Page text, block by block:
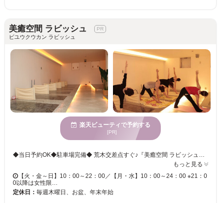
美癒空間 ラビッシュ
ビユウクウカン ラビッシュ
楽天ビューティで予約する
[PR]
◆当日予約OK◆駐車場完備◆ 荒木交差点すぐ♪『美癒空間 ラビッシュ』は、高濃度酸素バー付き岩盤浴サロンです！冷え、むくみ、美肌、ダイエット効果も絶大◎日頃の疲れやストレスをスッキリ、リセットしませんか？ ◇おすすめメニュー◇ 初回限定「高濃度酸素岩盤浴＋手ぶらセット」手ぶらセットは、浴着・タオル3点付♪お仕事帰りや空いた時間に、気軽にデトックス♪岩盤浴後のスッキリ感はヤミツキに◎
もっと見る
【火・金～日】10：00～22：00／【月・水】10：00～24：00 ※21：0
0以降は女性限…
定休日： 毎週木曜日、お盆、年末年始